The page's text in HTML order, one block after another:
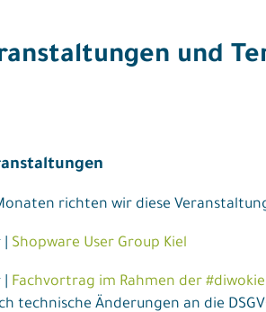
und
richten wir diese
Shopware User Group Kiel
Fachvortrag im Rahmen der
technische Änderungen an die